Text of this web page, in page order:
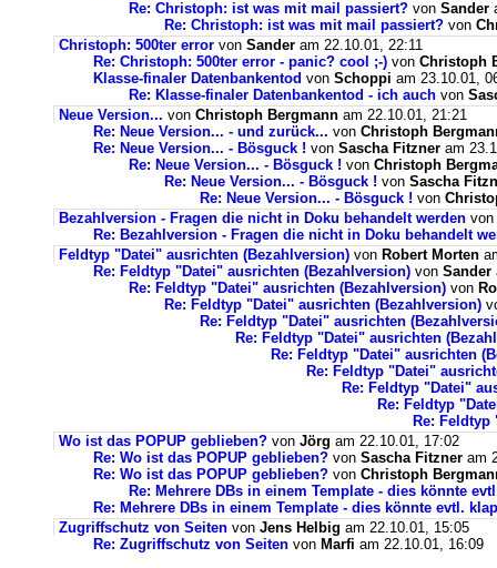
Re: Christoph: ist was mit mail passiert? von Sander
Re: Christoph: ist was mit mail passiert? von
Christoph: 500ter error von Sander am 22.10.01, 22:11
Re: Christoph: 500ter error - panic? cool ;-) von Christoph
Klasse-finaler Datenbankentod von Schoppi am 23.10.01,
Re: Klasse-finaler Datenbankentod - ich auch von
Neue Version... von Christoph Bergmann am 22.10.01, 21:21
Re: Neue Version... - und zurück... von Christoph
Re: Neue Version... - Bösguck ! von Sascha Fitzner am
Re: Neue Version... - Bösguck ! von Christoph
Re: Neue Version... - Bösguck ! von Sascha
Re: Neue Version... - Bösguck ! von
Bezahlversion - Fragen die nicht in Doku behandelt werden von
Re: Bezahlversion - Fragen die nicht in Doku behandelt
Feldtyp "Datei" ausrichten (Bezahlversion) von Robert Morten
Re: Feldtyp "Datei" ausrichten (Bezahlversion) von Sander
Re: Feldtyp "Datei" ausrichten (Bezahlversion) von
Re: Feldtyp "Datei" ausrichten (Bezahlversion)
Re: Feldtyp "Datei" ausrichten
Re: Feldtyp "Datei" ausrichten
Re: Feldtyp "Datei" ausrichten
Re: Feldtyp "Datei"
Re: Feldtyp "Datei"
Re: Feldtyp
Re:
Wo ist das POPUP geblieben? von Jörg am 22.10.01, 17:02
Re: Wo ist das POPUP geblieben? von Sascha Fitzner am
Re: Wo ist das POPUP geblieben? von Christoph
Re: Mehrere DBs in einem Template - dies könnte
Re: Mehrere DBs in einem Template - dies könnte evtl.
Zugriffschutz von Seiten von Jens Helbig am 22.10.01, 15:05
Re: Zugriffschutz von Seiten von Marfi am 22.10.01, 16:09